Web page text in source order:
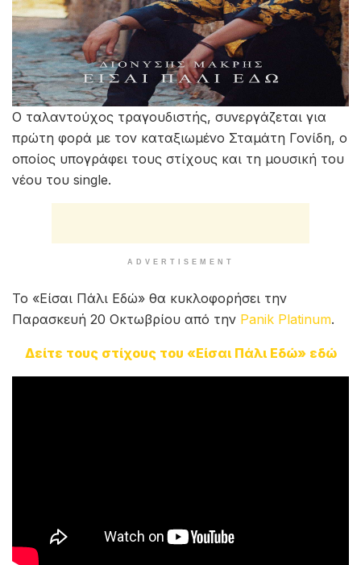
Ο ταλαντούχος τραγουδιστής, συνεργάζεται για
πρώτη φορά με τον καταξιωμένο Σταμάτη Γονίδη, ο
οποίος υπογράφει τους στίχους και τη μουσική του
νέου του single.
ADVERTISEMENT
Το «Είσαι Πάλι Εδώ» θα κυκλοφορήσει την
Παρασκευή 20 Οκτωβρίου από την Panik Platinum.
Δείτε τους στίχους του «Είσαι Πάλι Εδώ» εδώ